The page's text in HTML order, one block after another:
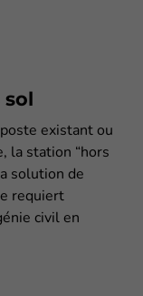
sol
existant ou
la station “hors
solution de
requiert
civil en